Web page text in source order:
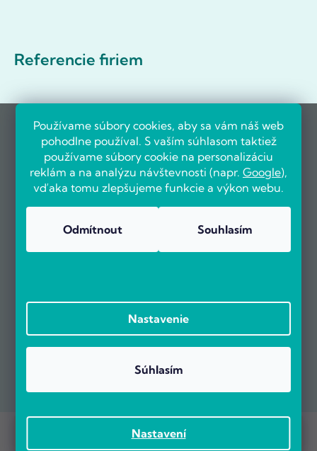
Používame súbory cookies, aby sa vám náš web
pohodlne používal. S vaším súhlasom taktiež
používame súbory cookie na personalizáciu
reklám a na analýzu návštevnosti (napr. Google),
vďaka tomu zlepšujeme funkcie a výkon webu.
Nastavení
Odmítnout Souhlasím
Nastavenie
Súhlasím
Prebieha Masaker cien! Navyše objednávky nad 100 EUR sú s
Referencie firiem
POČÍTÁRNA.SK. Všetky práva vyhradené.